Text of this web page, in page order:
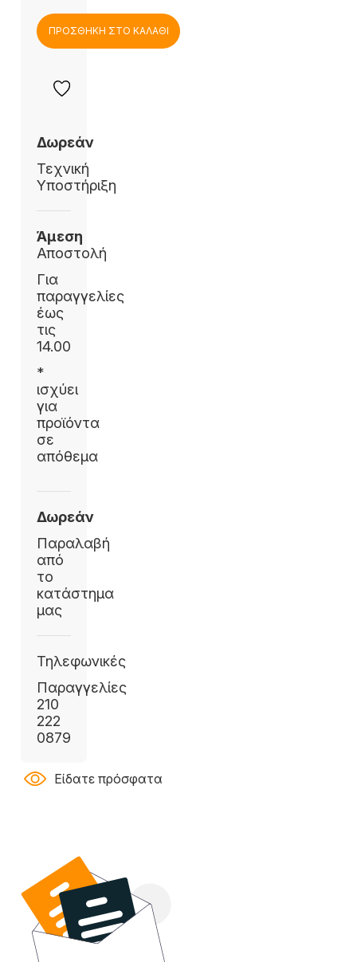
ΠΡΟΣΘΗΚΗ ΣΤΟ ΚΑΛΑΘΙ
Δωρεάν
Τεχνική
Υποστήριξη
Άμεση
Αποστολή
Για
παραγγελίες
έως
τις
14.00
*
ισχύει
για
προϊόντα
σε
απόθεμα
Δωρεάν
Παραλαβή
από
το
κατάστημα
μας
Τηλεφωνικές
Παραγγελίες
210
222
0879
Είδατε πρόσφατα